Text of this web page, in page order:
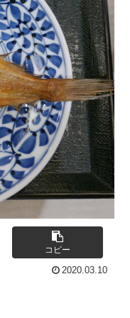
コピー
2020.03.10